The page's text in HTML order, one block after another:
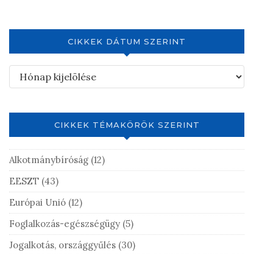
CIKKEK DÁTUM SZERINT
CIKKEK TÉMAKÖRÖK SZERINT
Alkotmánybíróság (12)
EESZT (43)
Európai Unió (12)
Foglalkozás-egészségügy (5)
Jogalkotás, országgyűlés (30)